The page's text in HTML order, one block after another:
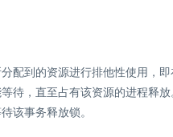
分配到的资源进行排他性使用，
待，直至占有该资源的进程释
该事务释放锁。